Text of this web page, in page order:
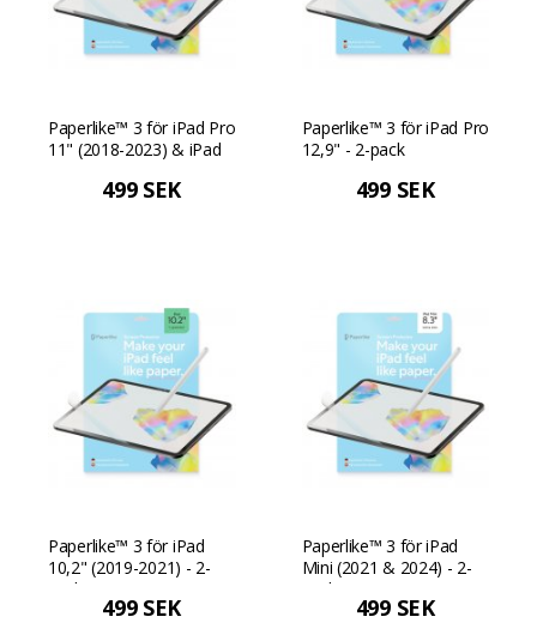
Paperlike™ 3 för iPad Pro
11" (2018-2023) & iPad
499 SEK
Paperlike™ 3 för iPad Pro
12,9" - 2-pack
499 SEK
Paperlike™ 3 för iPad
10,2" (2019-2021) - 2-
pack
499 SEK
Paperlike™ 3 för iPad
Mini (2021 & 2024) - 2-
pack
499 SEK